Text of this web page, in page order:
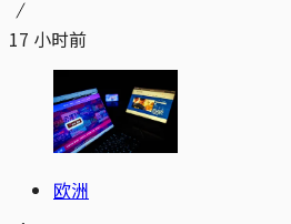
17 小时前
欧洲